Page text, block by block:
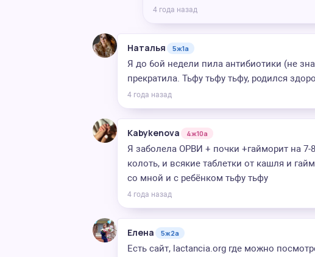
4 года назад
Наталья 5ж1а
Я до 6ой недели пила антибиотики (не
прекратила. Тьфу тьфу тьфу, родился
4 года назад
Kabykenova 4ж10а
Я заболела ОРВИ + почки +гайморит на
колоть, и всякие таблетки от кашля и
со мной и с ребёнком тьфу тьфу
4 года назад
Елена 5ж2а
Есть сайт, lactancia.org где можно